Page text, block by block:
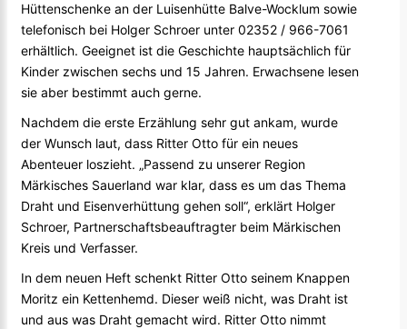
Hüttenschenke an der Luisenhütte Balve-Wocklum sowie
telefonisch bei Holger Schroer unter 02352 / 966-7061
erhältlich. Geeignet ist die Geschichte hauptsächlich für
Kinder zwischen sechs und 15 Jahren. Erwachsene lesen
sie aber bestimmt auch gerne.
Nachdem die erste Erzählung sehr gut ankam, wurde
der Wunsch laut, dass Ritter Otto für ein neues
Abenteuer loszieht. „Passend zu unserer Region
Märkisches Sauerland war klar, dass es um das Thema
Draht und Eisenverhüttung gehen soll“, erklärt Holger
Schroer, Partnerschaftsbeauftragter beim Märkischen
Kreis und Verfasser.
In dem neuen Heft schenkt Ritter Otto seinem Knappen
Moritz ein Kettenhemd. Dieser weiß nicht, was Draht ist
und aus was Draht gemacht wird. Ritter Otto nimmt